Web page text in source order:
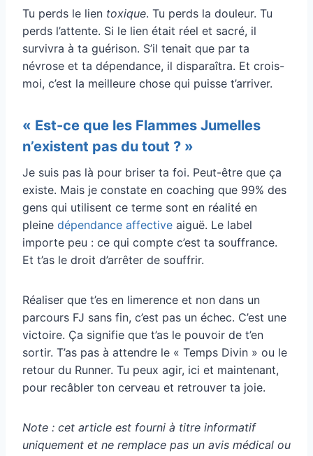
Tu perds le lien toxique. Tu perds la douleur. Tu
perds l’attente. Si le lien était réel et sacré, il
survivra à ta guérison. S’il tenait que par ta
névrose et ta dépendance, il disparaîtra. Et crois-
moi, c’est la meilleure chose qui puisse t’arriver.
« Est-ce que les Flammes Jumelles
n’existent pas du tout ? »
Je suis pas là pour briser ta foi. Peut-être que ça
existe. Mais je constate en coaching que 99% des
gens qui utilisent ce terme sont en réalité en
pleine dépendance affective aiguë. Le label
importe peu : ce qui compte c’est ta souffrance.
Et t’as le droit d’arrêter de souffrir.
Réaliser que t’es en limerence et non dans un
parcours FJ sans fin, c’est pas un échec. C’est une
victoire. Ça signifie que t’as le pouvoir de t’en
sortir. T’as pas à attendre le « Temps Divin » ou le
retour du Runner. Tu peux agir, ici et maintenant,
pour recâbler ton cerveau et retrouver ta joie.
Note : cet article est fourni à titre informatif
uniquement et ne remplace pas un avis médical ou